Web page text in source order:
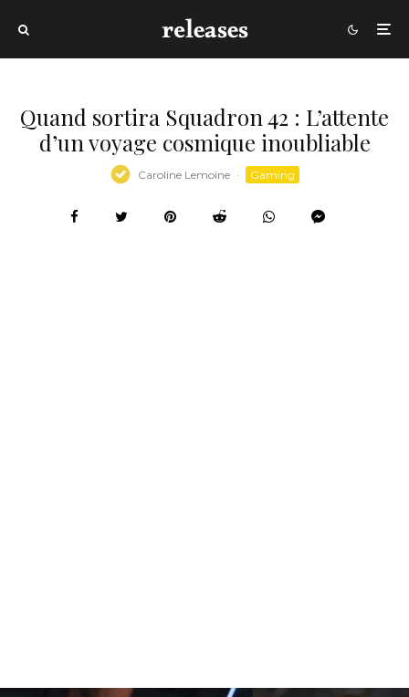
Quand sortira Squadron 42 : L’attente
d’un voyage cosmique inoubliable
Caroline Lemoine · Gaming